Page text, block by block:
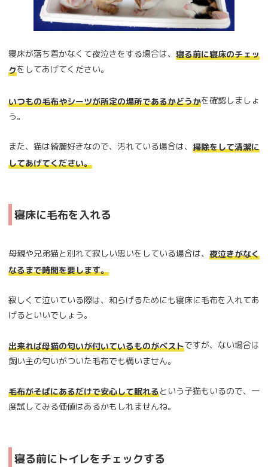
寝床が落ち着かなくて夜泣きをする場合は、 寝る前に寝床のチェッ
クをしてあげてください。
いつもの毛布やシーツが所定の場所であるかどうかを確認しましょ
う。
また、猫は綺麗好きなので、汚れている場合は、 掃除をして清潔に
してあげてください。
寝床に毛布を入れる
母親や兄弟猫と別れて寂しい思いをしている場合は、 夜泣きがなく
なるまで時間を要します。
寂しくて泣いている際は、和らげるためにも寝床に毛布を入れてあ
げるといいでしょう。
出来れば母猫の匂いが付いているものがベストですが、ない場合は
飼い主の匂いがついた毛布でも構いません。
毛布がそばにあるだけで安心して眠れるという子猫もいるので、一
度試してみる価値はあるかもしれませんね。
寝る前にトイレをチェックする